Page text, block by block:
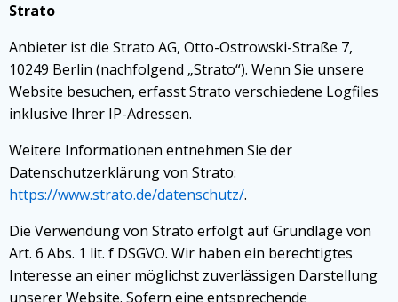
Strato
Anbieter ist die Strato AG, Otto-Ostrowski-Straße 7,
10249 Berlin (nachfolgend „Strato“). Wenn Sie unsere
Website besuchen, erfasst Strato verschiedene Logfiles
inklusive Ihrer IP-Adressen.
Weitere Informationen entnehmen Sie der
Datenschutzerklärung von Strato:
https://www.strato.de/datenschutz/.
Die Verwendung von Strato erfolgt auf Grundlage von
Art. 6 Abs. 1 lit. f DSGVO. Wir haben ein berechtigtes
Interesse an einer möglichst zuverlässigen Darstellung
unserer Website. Sofern eine entsprechende